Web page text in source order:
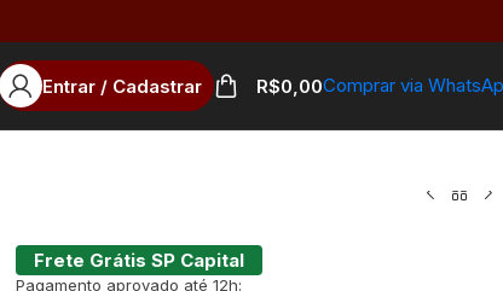
Entrar / Cadastrar R$0,00Comprar via
Frete Grátis SP Capital
Pagamento aprovado até 12h: